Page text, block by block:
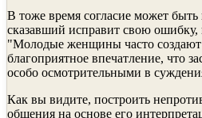
В тоже время согласие может быть
сказавший исправит свою ошибку,
"Молодые женщины часто
благоприятное впечатле­ние, что
особо осмотрительными в
Как вы видите, построить
общения на основе его